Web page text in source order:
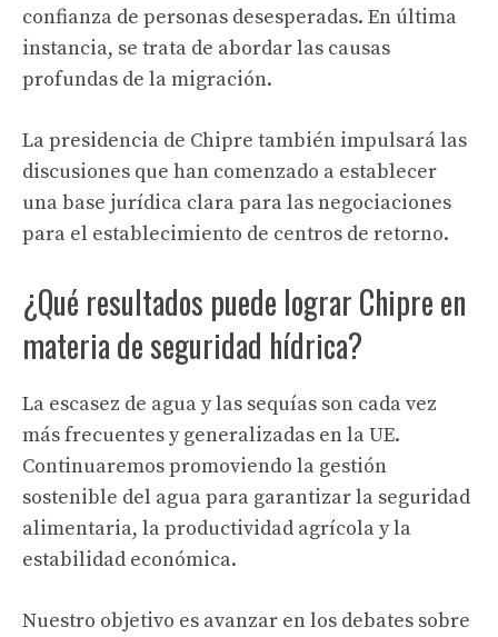
confianza de personas desesperadas. En última
instancia, se trata de abordar las causas
profundas de la migración.
La presidencia de Chipre también impulsará las
discusiones que han comenzado a establecer
una base jurídica clara para las negociaciones
para el establecimiento de centros de retorno.
¿Qué resultados puede lograr Chipre en
materia de seguridad hídrica?
La escasez de agua y las sequías son cada vez
más frecuentes y generalizadas en la UE.
Continuaremos promoviendo la gestión
sostenible del agua para garantizar la seguridad
alimentaria, la productividad agrícola y la
estabilidad económica.
Nuestro objetivo es avanzar en los debates sobre